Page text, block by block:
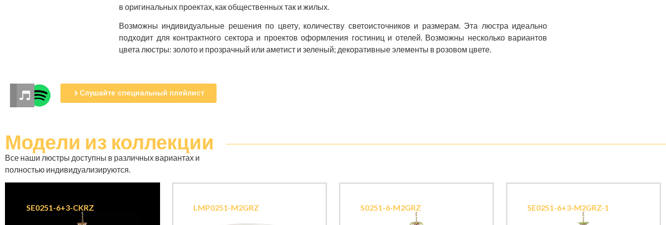
в оригинальных проектах, как общественных так и жилых.
Возможны индивидуальные решения по цвету, количеству светоисточников и размерам. Эта люстра идеально
подходит для контрактного сектора и проектов оформления гостиниц и отелей. Возможны несколько вариантов
цвета люстры: золото и прозрачный или аметист и зеленый; декоративные элементы в розовом цвете.
Слушайте специальный плейлист
Модели из коллекции
Все наши люстры доступны в различных вариантах и ​​
полностью индивидуализируются.
SE0251-6+3-CKRZ LMP0251-M2GRZ S0251-6-M2GRZ SE0251-6+3-M2GRZ-1